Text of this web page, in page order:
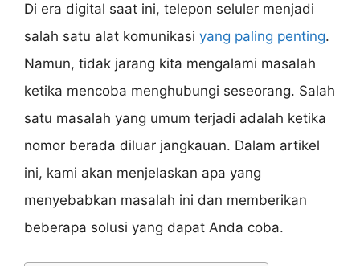
Di era digital saat ini, telepon seluler menjadi
salah satu alat komunikasi yang paling penting.
Namun, tidak jarang kita mengalami masalah
ketika mencoba menghubungi seseorang. Salah
satu masalah yang umum terjadi adalah ketika
nomor berada diluar jangkauan. Dalam artikel
ini, kami akan menjelaskan apa yang
menyebabkan masalah ini dan memberikan
beberapa solusi yang dapat Anda coba.